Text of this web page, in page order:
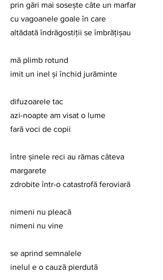
prin gări mai sosește câte un marfar
cu vagoanele goale în care
altădată îndrăgostiții se îmbrățișau
mă plimb rotund
imit un inel și închid jurăminte
difuzoarele tac
azi-noapte am visat o lume
fară voci de copii
între șinele reci au rămas câteva
margarete
zdrobite într-o catastrofă feroviară
nimeni nu pleacă
nimeni nu vine
se aprind semnalele
inelul e o cauză pierdută